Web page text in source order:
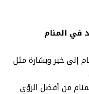
في المنام
إلى خير وبشارة مثل
من أفضل الرؤى